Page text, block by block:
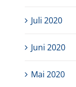
Juli 2020
Juni 2020
Mai 2020